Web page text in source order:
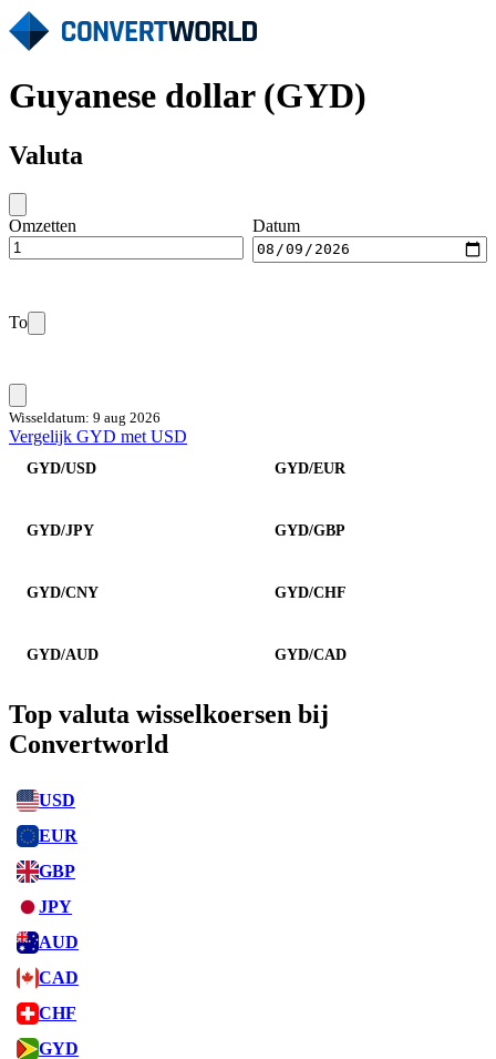
Guyanese dollar (GYD)
Valuta
Omzetten Datum
To
Wisseldatum: 9 aug 2026
Vergelijk GYD met USD
GYD/USD GYD/EUR
GYD/JPY GYD/GBP
GYD/CNY GYD/CHF
GYD/AUD GYD/CAD
Top valuta wisselkoersen bij
Convertworld
USD
EUR
GBP
JPY
AUD
CAD
CHF
GYD